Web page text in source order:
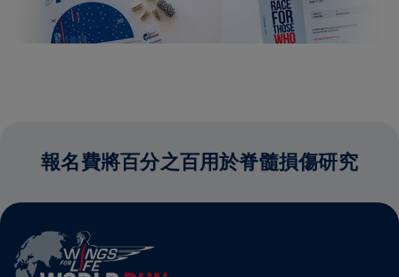
報名費將百分之百用於脊髓損傷研究